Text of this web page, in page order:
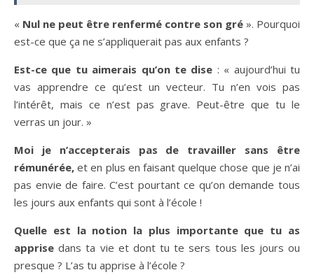
« Nul ne peut être renfermé contre son gré ». Pourquoi
est-ce que ça ne s’appliquerait pas aux enfants ?
Est-ce que tu aimerais qu’on te dise : « aujourd’hui tu
vas apprendre ce qu’est un vecteur. Tu n’en vois pas
l’intérêt, mais ce n’est pas grave. Peut-être que tu le
verras un jour. »
Moi je n’accepterais pas de travailler sans être
rémunérée, et en plus en faisant quelque chose que je n’ai
pas envie de faire. C’est pourtant ce qu’on demande tous
les jours aux enfants qui sont à l’école !
Quelle est la notion la plus importante que tu as
apprise dans ta vie et dont tu te sers tous les jours ou
presque ? L’as tu apprise à l’école ?